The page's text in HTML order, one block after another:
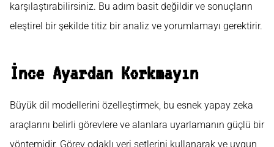
karşılaştırabilirsiniz. Bu adım basit değildir ve sonuçların
eleştirel bir şekilde titiz bir analiz ve yorumlamayı gerektirir.
İnce Ayardan Korkmayın
Büyük dil modellerini özelleştirmek, bu esnek yapay zeka
araçlarını belirli görevlere ve alanlara uyarlamanın güçlü bir
yöntemidir. Görev odaklı veri setlerini kullanarak ve uygun